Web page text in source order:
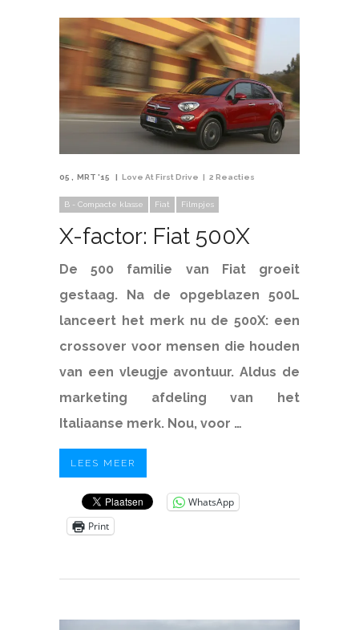
05 MRT '15 Love At First Drive 2 Reacties
B - Compacte klasse Fiat Filmpjes
X-factor: Fiat 500X
De 500 familie van Fiat groeit
gestaag. Na de opgeblazen 500L
lanceert het merk nu de 500X: een
crossover voor mensen die houden
van een vleugje avontuur. Aldus de
marketing afdeling van het
Italiaanse merk. Nou, voor …
LEES MEER
WhatsApp
Print